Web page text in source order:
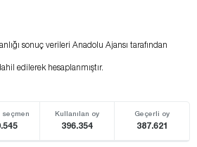
sonuç verileri Anadolu Ajansı tarafından
edilerek hesaplanmıştır.
seçmen Kullanılan oy
396.354
Geçerli oy
387.621